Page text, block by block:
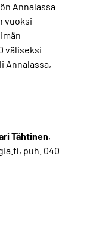
Annalassa
vuoksi
väliseksi
Annalassa,
Tähtinen,
puh. 040